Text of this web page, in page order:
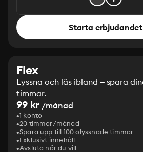
Starta erbjudandet
Flex
Lyssna och läs ibland – spara
timmar.
99 kr /månad
1 konto
20 timmar/månad
Spara upp till 100 olyssnade timmar
Exklusivt innehåll
Avsluta när du vill